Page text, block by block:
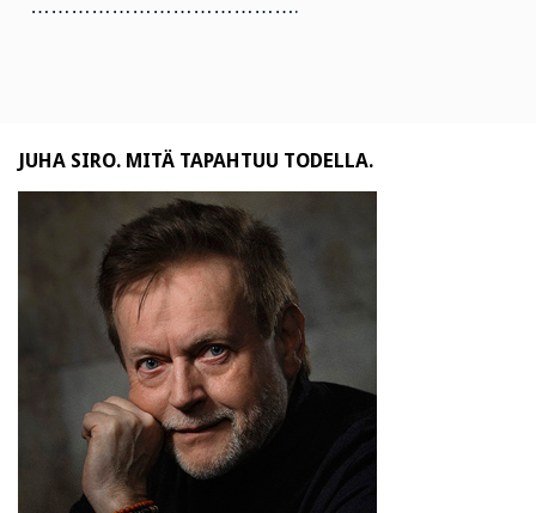
………………………………….
JUHA SIRO. MITÄ TAPAHTUU TODELLA.